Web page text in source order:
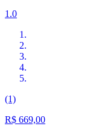
1.0
(1)
R$ 669,00